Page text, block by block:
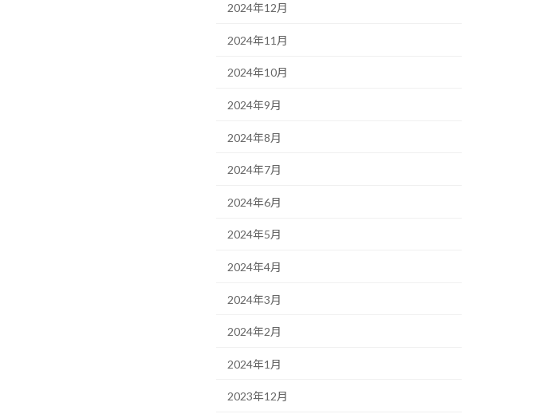
2024年12月
2024年11月
2024年10月
2024年9月
2024年8月
2024年7月
2024年6月
2024年5月
2024年4月
2024年3月
2024年2月
2024年1月
2023年12月